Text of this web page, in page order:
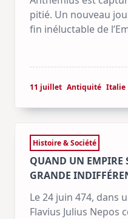
pitié. Un nouveau
fin inéluctable de
11 juillet Antiquité Italie
Histoire & Société
QUAND UN EMPIRE
GRANDE
Le 24 juin 474, dans
Flavius Julius